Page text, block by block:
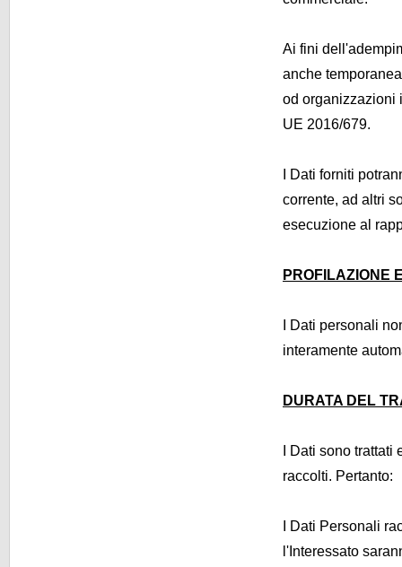
Ai fini
anche
od organizzazioni
UE 2016/679.
I Dati forniti
corrente, ad altri
esecuzione al
PROFILAZIONE
I Dati personali
interamente
DURATA DEL
I Dati sono
raccolti. Pertanto:
I Dati Personali
l'Interessato